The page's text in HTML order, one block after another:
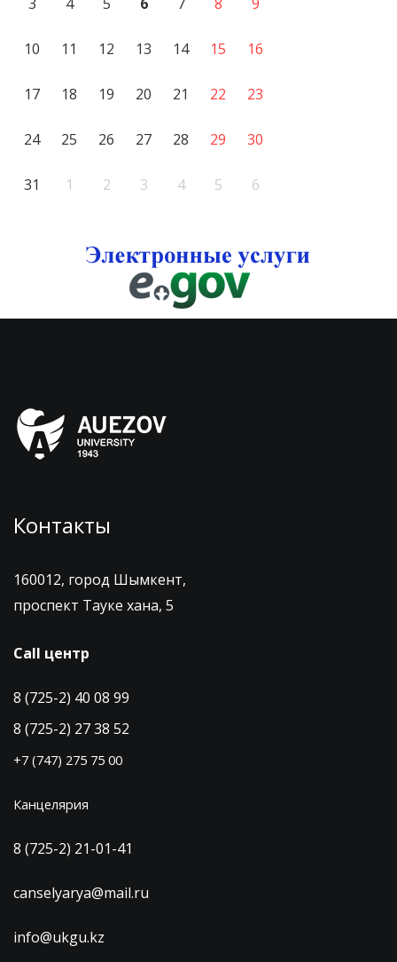
10 11 12 13 14 15 16
17 18 19 20 21 22 23
24 25 26 27 28 29 30
31 1 2 3 4 5 6
Контакты
160012, город Шымкент,
проспект Тауке хана, 5
Call центр
8 (725-2) 40 08 99
8 (725-2) 27 38 52
+7 (747) 275 75 00
Канцелярия
8 (725-2) 21-01-41
canselyarya@mail.ru
info@ukgu.kz